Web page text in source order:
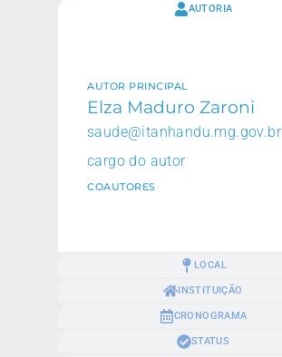
AUTORIA
LOCAL
INSTITUIÇÃO
CRONOGRAMA
STATUS
AUTOR PRINCIPAL
Elza Maduro Zaroni
saude@itanhandu.mg.gov.br
cargo do autor
COAUTORES